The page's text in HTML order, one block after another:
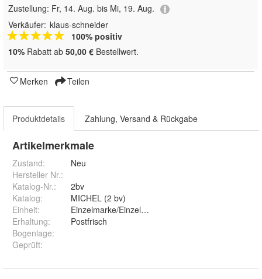
Zustellung: Fr, 14. Aug. bis Mi, 19. Aug.
Verkäufer: klaus-schneider
100% positiv
10% Rabatt ab 50,00 € Bestellwert.
Merken Teilen
Produktdetails Zahlung, Versand & Rückgabe
Artikelmerkmale
Zustand:
Neu
Hersteller Nr.:
Katalog-Nr.:
2bv
Katalog:
MICHEL (2 bv)
Einheit:
Einzelmarke/Einzelstück
Erhaltung:
Postfrisch
Bogenlage:
Geprüft: